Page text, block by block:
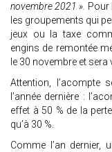
novembre 2021 ». Pour
les groupements qui
jeux ou la taxe
engins de remontée
le 30 novembre et sera
Attention, l’acompte
l’année dernière :
effet à 50 % de la
qu’à 30 %.
Comme l’an dernier,